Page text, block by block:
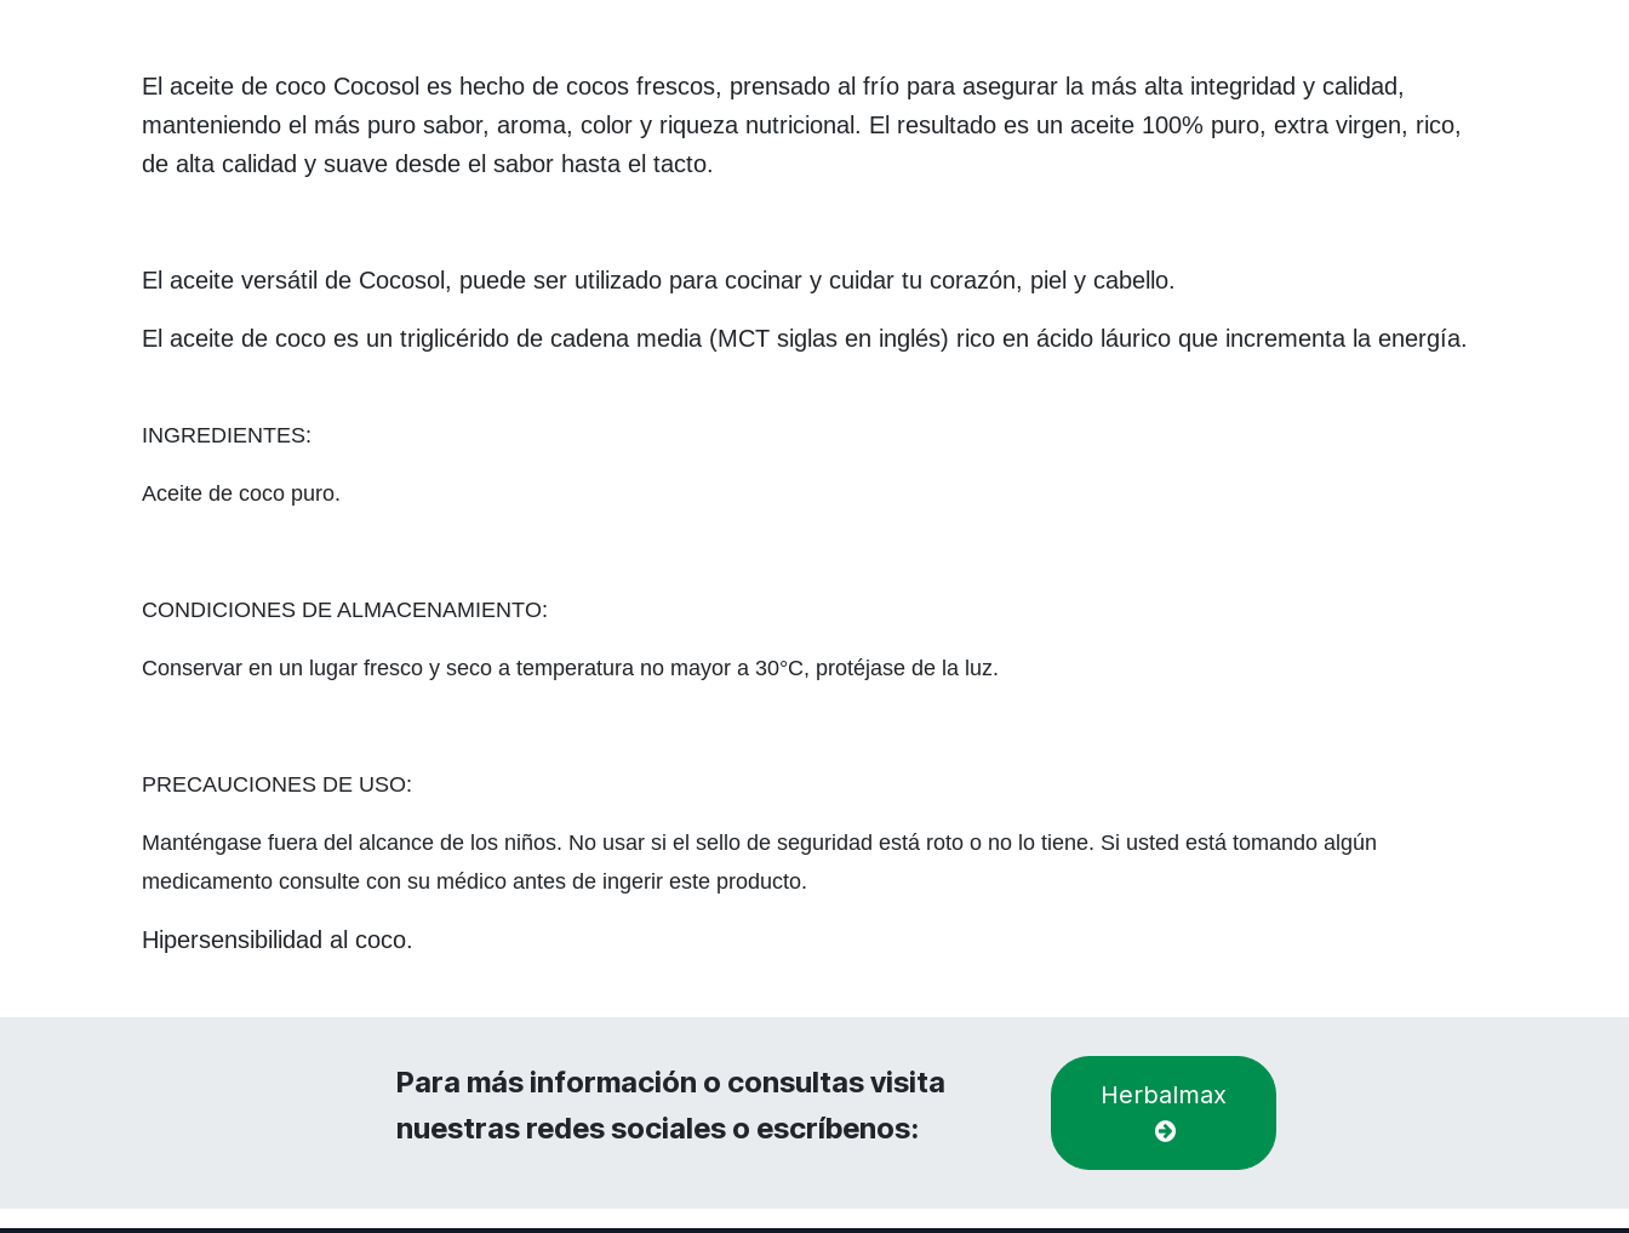
El aceite de coco Cocosol es hecho de cocos frescos, prensado al frío para asegurar la más alta integridad y calidad,
manteniendo el más puro sabor, aroma, color y riqueza nutricional. El resultado es un aceite 100% puro, extra virgen, rico,
de alta calidad y suave desde el sabor hasta el tacto.
El aceite versátil de Cocosol, puede ser utilizado para cocinar y cuidar tu corazón, piel y cabello.
El aceite de coco es un triglicérido de cadena media (MCT siglas en inglés) rico en ácido láurico que incrementa la energía.
INGREDIENTES:
Aceite de coco puro.
CONDICIONES DE ALMACENAMIENTO:
Conservar en un lugar fresco y seco a temperatura no mayor a 30°C, protéjase de la luz.
PRECAUCIONES DE USO:
Manténgase fuera del alcance de los niños. No usar si el sello de seguridad está roto o no lo tiene. Si usted está tomando algún
medicamento consulte con su médico antes de ingerir este producto.
Hipersensibilidad al coco.
Para más información o consultas visita
nuestras redes sociales o escríbenos:
Herbalmax